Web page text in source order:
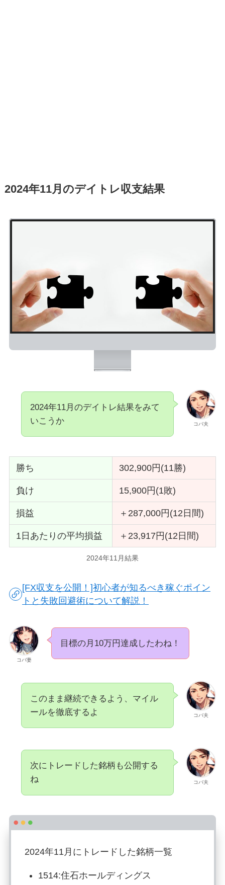
2024年11月のデイトレ収支結果
コバ夫
2024年11月のデイトレ結果をみて
いこうか
勝ち 302,900円(11勝)
負け 15,900円(1敗)
損益 ＋287,000円(12日間)
1日あたりの平均損益 ＋23,917円(12日間)
2024年11月結果
[FX収支を公開！]初心者が知るべき稼ぐポイン
トと失敗回避術について解説！
コバ妻
目標の月10万円達成したわね！
コバ夫
このまま継続できるよう、マイル
ールを徹底するよ
コバ夫
次にトレードした銘柄も公開する
ね
2024年11月にトレードした銘柄一覧
1514:住石ホールディングス